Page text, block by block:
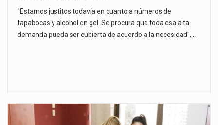
"Estamos justitos todavía en cuanto a números de
tapabocas y alcohol en gel. Se procura que toda esa alta
demanda pueda ser cubierta de acuerdo a la necesidad",…